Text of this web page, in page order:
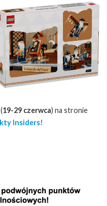
19-29 czerwca) na stronie
Insiders!